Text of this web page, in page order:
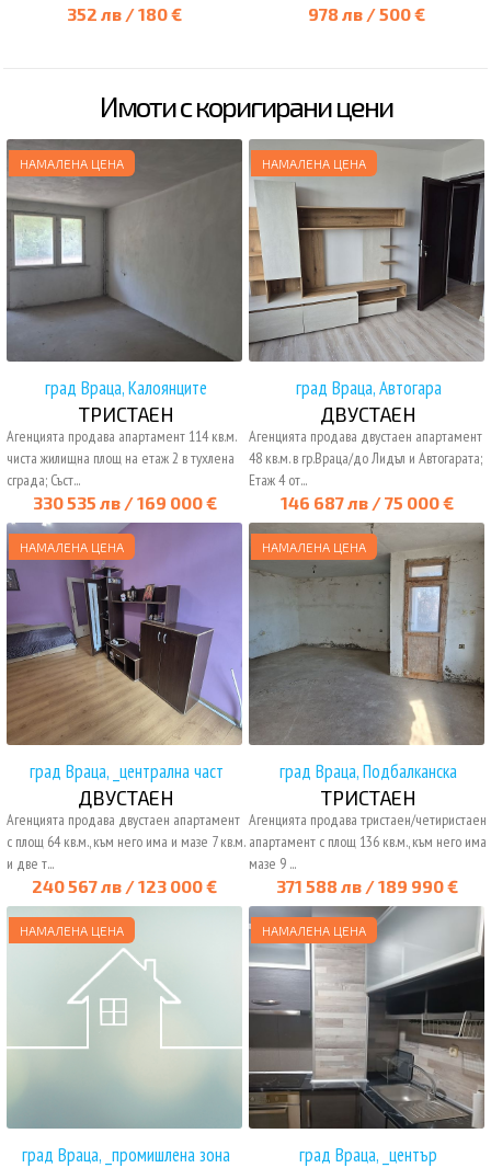
352 лв / 180 € 978 лв / 500 €
Имоти с коригирани цени
330 535 лв / 169 000 €
НАМАЛЕНА ЦЕНА
град Враца, Калоянците
ТРИСТАЕН
Агенцията продава апартамент 114 кв.м.
чиста жилищна площ на етаж 2 в тухлена
сграда; Съст...
146 687 лв / 75 000 €
НАМАЛЕНА ЦЕНА
град Враца, Автогара
ДВУСТАЕН
Агенцията продава двустаен апартамент
48 кв.м. в гр.Враца/до Лидъл и Автогарата;
Етаж 4 от...
240 567 лв / 123 000 €
НАМАЛЕНА ЦЕНА
град Враца, _централна част
ДВУСТАЕН
Агенцията продава двустаен апартамент
с площ 64 кв.м., към него има и мазе 7 кв.м.
и две т...
371 588 лв / 189 990 €
НАМАЛЕНА ЦЕНА
град Враца, Подбалканска
ТРИСТАЕН
Агенцията продава тристаен/четиристаен
апартамент с площ 136 кв.м., към него има
мазе 9 ...
НАМАЛЕНА ЦЕНА
град Враца, _промишлена зона
НАМАЛЕНА ЦЕНА
град Враца, _център